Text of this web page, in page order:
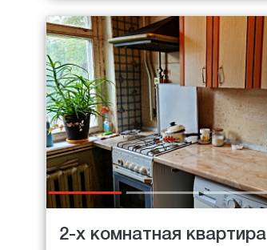
2-х комнатная квартира